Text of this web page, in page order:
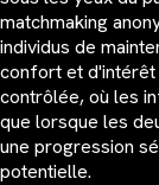
matchmaking
individus de
confort et d'intérêt
contrôlée, où les
que lorsque les
une progression
potentielle.